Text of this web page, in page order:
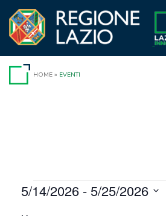
contenuto
HOME » EVENTI
Eventi
5/14/2026 - 5/25/2026